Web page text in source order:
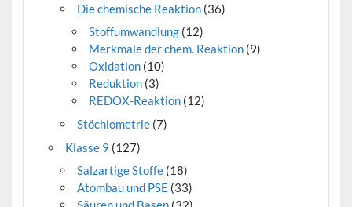
Die chemische Reaktion (36)
Stoffumwandlung (12)
Merkmale der chem. Reaktion (9)
Oxidation (10)
Reduktion (3)
REDOX-Reaktion (12)
Stöchiometrie (7)
Klasse 9 (127)
Salzartige Stoffe (18)
Atombau und PSE (33)